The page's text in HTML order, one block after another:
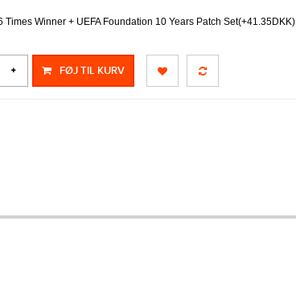
Times Winner + UEFA Foundation 10 Years Patch Set(+41.35DKK)
FØJ TIL KURV